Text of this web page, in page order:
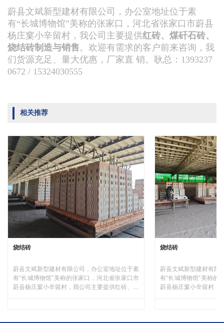
蔚县文斌新型建材有限公司，办公室地址位于素
有“长城博物馆”美称的张家口，河北省张家口市蔚县
杨庄窠小辛留村，我公司主要提供红砖、煤矸石砖、
烧结砖制造与销售。欢迎有需求的客户前来咨询，我
们货源充足、量大优惠，厂家直 销。耿总：1393237
0672 / 15324030555
相关推荐
烧结砖
蔚县文斌新型建材有限公司，办公室地址位于素
有“长城博物馆”美称的张家口，河北省张家口市
蔚县杨庄窠小辛留村，我公司主要提供红砖、煤
烧结砖
蔚县文斌新型建材有限
有“长城博物馆”美称的
蔚县杨庄窠小辛留村，